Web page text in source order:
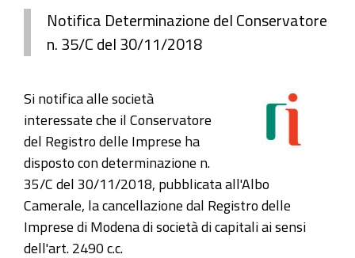
Notifica Determinazione del Conservatore
n. 35/C del 30/11/2018
Si notifica alle società
interessate che il Conservatore
del Registro delle Imprese ha
disposto con determinazione n.
35/C del 30/11/2018, pubblicata all'Albo
Camerale, la cancellazione dal Registro delle
Imprese di Modena di società di capitali ai sensi
dell'art. 2490 c.c.